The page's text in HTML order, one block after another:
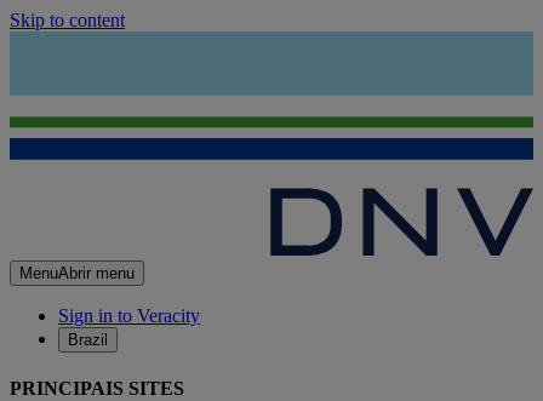
Skip to content
MenuAbrir menu
Sign in to Veracity
Brazil
PRINCIPAIS SITES